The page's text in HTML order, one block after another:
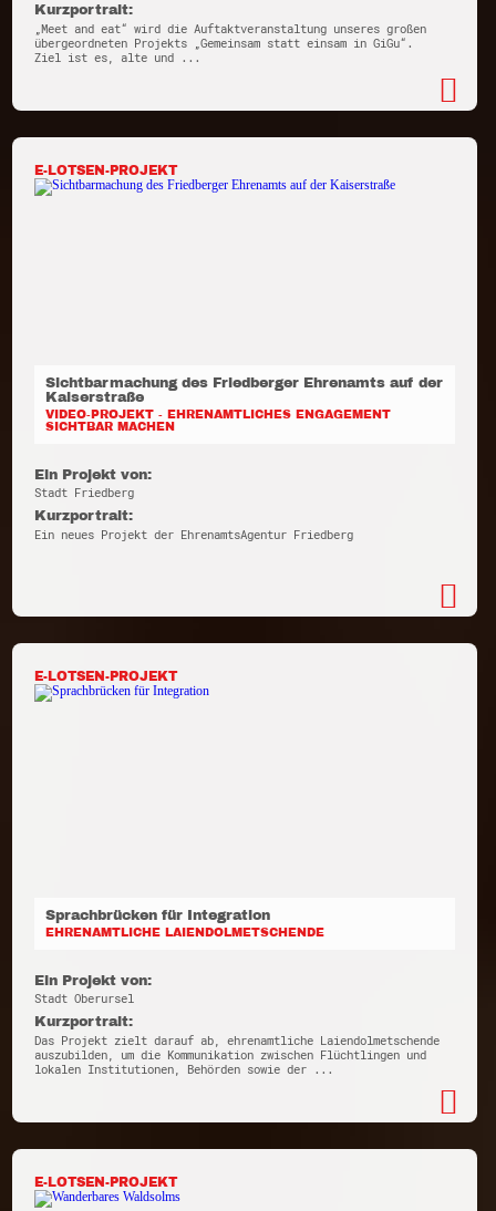
Kurzportrait:
„Meet and eat“ wird die Auftaktveranstaltung unseres großen
übergeordneten Projekts „Gemeinsam statt einsam in GiGu“.
Ziel ist es, alte und ...
E-LOTSEN-PROJEKT
Sichtbarmachung des Friedberger Ehrenamts auf der
Kaiserstraße
VIDEO-PROJEKT - EHRENAMTLICHES ENGAGEMENT
SICHTBAR MACHEN
Ein Projekt von:
Stadt Friedberg
Kurzportrait:
Ein neues Projekt der EhrenamtsAgentur Friedberg
E-LOTSEN-PROJEKT
Sprachbrücken für Integration
EHRENAMTLICHE LAIENDOLMETSCHENDE
Ein Projekt von:
Stadt Oberursel
Kurzportrait:
Das Projekt zielt darauf ab, ehrenamtliche Laiendolmetschende
auszubilden, um die Kommunikation zwischen Flüchtlingen und
lokalen Institutionen, Behörden sowie der ...
E-LOTSEN-PROJEKT